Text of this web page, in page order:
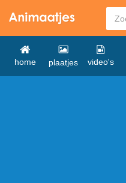
home plaatjes video's